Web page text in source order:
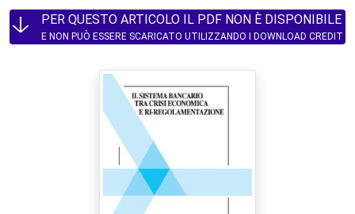
PER QUESTO ARTICOLO IL PDF NON È DISPONIBILE
E NON PUÒ ESSERE SCARICATO UTILIZZANDO I DOWNLOAD CREDIT